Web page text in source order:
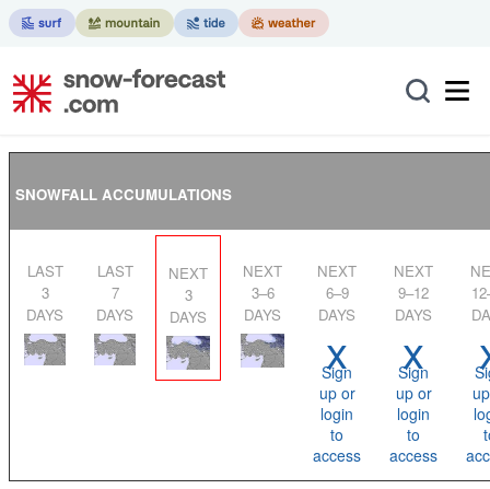
SNOWFALL ACCUMULATIONS
LAST
3
DAYS
LAST
7
DAYS
NEXT
3
DAYS
NEXT
3–6
DAYS
NEXT
6–9
DAYS
x
Sign
up or
login
to
access
NEXT
9–12
DAYS
x
Sign
up or
login
to
access
NEXT